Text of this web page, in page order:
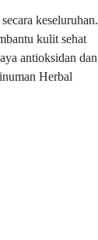
keseluruhan.
kulit sehat
antioksidan dan
Herbal